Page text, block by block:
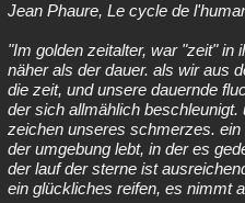
Jean Phaure, Le cycle de
"Im golden zeitalter, war "zeit" in
näher als der dauer. als wir aus
die zeit, und unsere dauernde
der sich allmählich
zeichen unseres schmerzes.
der umgebung lebt, in der es
der lauf der sterne ist
ein glückliches reifen, es nimmt